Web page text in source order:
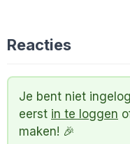
Reacties
Je bent niet
eerst in te loggen
maken! 🎉